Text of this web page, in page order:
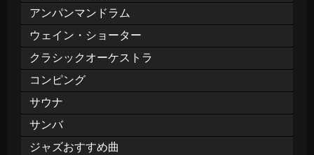
アンパンマンドラム
ウェイン・ショーター
クラシックオーケストラ
コンピング
サウナ
サンバ
ジャズおすすめ曲